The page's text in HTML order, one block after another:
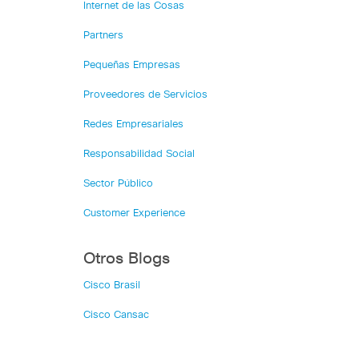
Internet de las Cosas
Partners
Pequeñas Empresas
Proveedores de Servicios
Redes Empresariales
Responsabilidad Social
Sector Público
Customer Experience
Otros Blogs
Cisco Brasil
Cisco Cansac